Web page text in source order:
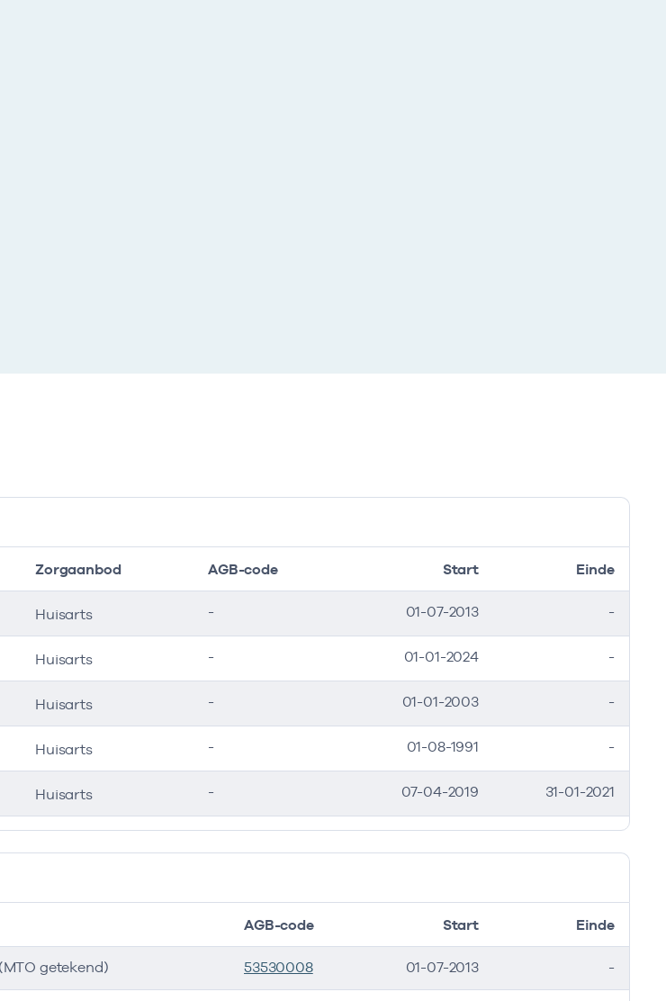
Zorgaanbod AGB-code Start Einde
Huisarts - 01-07-2013 -
Huisarts - 01-01-2024 -
Huisarts - 01-01-2003 -
Huisarts - 01-08-1991 -
Huisarts - 07-04-2019 31-01-2021
AGB-code Start Einde
getekend) 53530008 01-07-2013 -